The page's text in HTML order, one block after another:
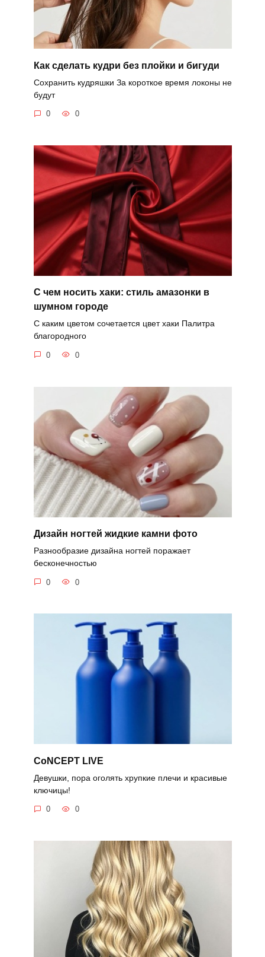
Как сделать кудри без плойки и бигуди
Сохранить кудряшки За короткое время локоны не
будут
0 0
С чем носить хаки: стиль амазонки в
шумном городе
С каким цветом сочетается цвет хаки Палитра
благородного
0 0
Дизайн ногтей жидкие камни фото
Разнообразие дизайна ногтей поражает
бесконечностью
0 0
CoNCEPT LIVE
Девушки, пора оголять хрупкие плечи и красивые
ключицы!
0 0